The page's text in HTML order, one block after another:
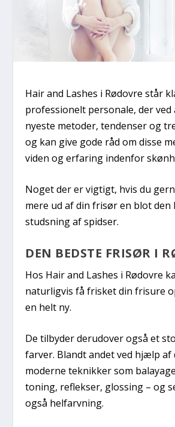
Hair and Lashes i Rødovre står
professionelt personale, der ved
nyeste metoder, tendenser og
og kan give gode råd om disse
viden og erfaring indenfor
Noget der er vigtigt, hvis du
mere ud af din frisør en blot den
studsning af spidser.
DEN BEDSTE FRISØR I
Hos Hair and Lashes i Rødovre
naturligvis få frisket din frisure
en helt ny.
De tilbyder derudover også et
farver. Blandt andet ved hjælp af
moderne teknikker som
toning, reflekser, glossing – og
også helfarvning.